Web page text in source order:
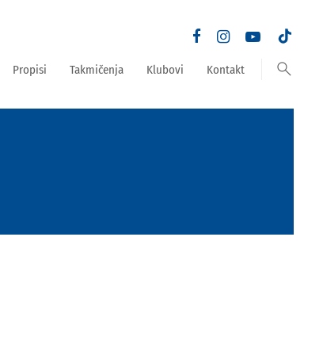
Propisi Takmičenja Klubovi Kontakt search